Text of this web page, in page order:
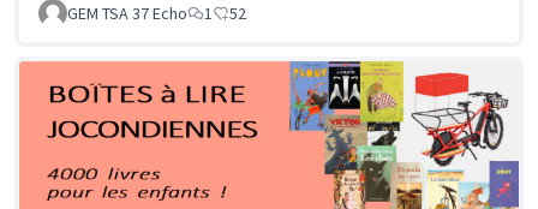
GEM TSA 37 Echo
1 52